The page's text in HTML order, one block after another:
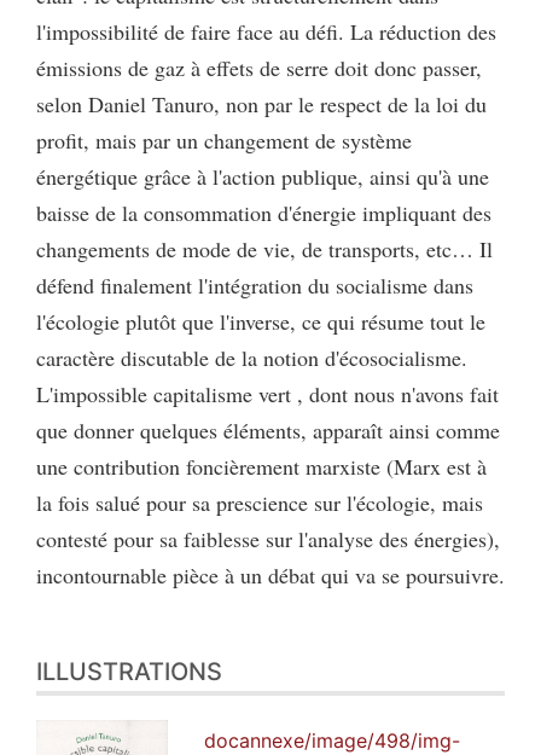
l'impossibilité de faire face au défi. La réduction des
émissions de gaz à effets de serre doit donc passer,
selon Daniel Tanuro, non par le respect de la loi du
profit, mais par un changement de système
énergétique grâce à l'action publique, ainsi qu'à une
baisse de la consommation d'énergie impliquant des
changements de mode de vie, de transports, etc… Il
défend finalement l'intégration du socialisme dans
l'écologie plutôt que l'inverse, ce qui résume tout le
caractère discutable de la notion d'écosocialisme.
L'impossible capitalisme vert , dont nous n'avons fait
que donner quelques éléments, apparaît ainsi comme
une contribution foncièrement marxiste (Marx est à
la fois salué pour sa prescience sur l'écologie, mais
contesté pour sa faiblesse sur l'analyse des énergies),
incontournable pièce à un débat qui va se poursuivre.
ILLUSTRATIONS
docannexe/image/498/img-